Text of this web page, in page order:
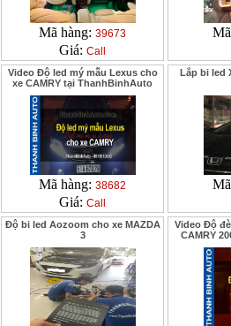
Mã hàng: 39673
Giá: Call
Video Độ led mý mẫu Lexus cho
xe CAMRY tại ThanhBinhAuto
Mã hàng: 38682
Giá: Call
Lắp bi led
Độ bi led Aozoom cho xe MAZDA
3
Video Độ
CAMRY